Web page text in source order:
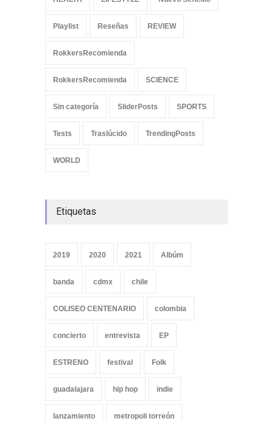
Playlist Reseñas REVIEW
RokkersRecomienda
RokkersRecomienda SCIENCE
Sin categoría SliderPosts SPORTS
Tests Traslúcido TrendingPosts
WORLD
Etiquetas
2019 2020 2021 Albúm
banda cdmx chile
COLISEO CENTENARIO colombia
concierto entrevista EP
ESTRENO festival Folk
guadalajara hip hop indie
lanzamiento metropoli torreón